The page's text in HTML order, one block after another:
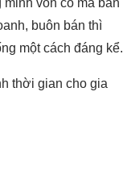
vốn có mà bản
buôn bán thì
một cách đáng kể.
thời gian cho gia